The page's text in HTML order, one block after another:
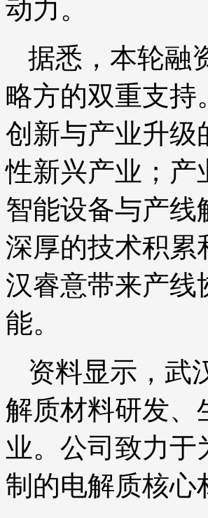
动力。
据悉，本轮融
略方的双重支持
创新与产业升级
性新兴产业；产
智能设备与产线
深厚的技术积累
汉睿意带来产线
能。
资料显示，武
解质材料研发、
业。公司致力于
制的电解质核心